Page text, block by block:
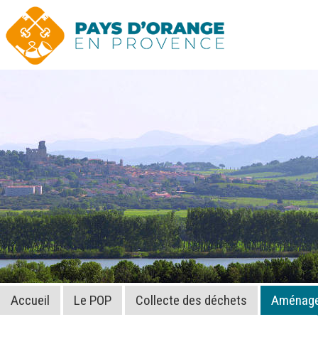
Accueil Le POP Collecte des déchets